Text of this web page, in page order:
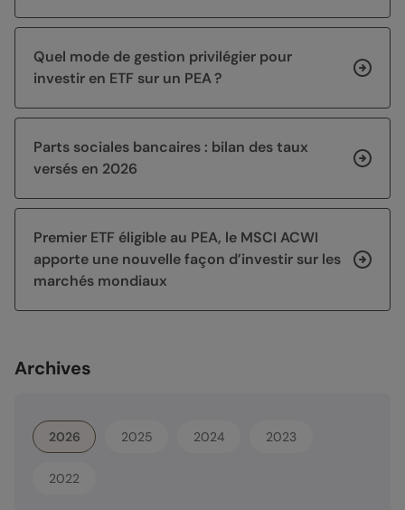
Quel mode de gestion privilégier pour
investir en ETF sur un PEA ?
Parts sociales bancaires : bilan des taux
versés en 2026
Premier ETF éligible au PEA, le MSCI ACWI
apporte une nouvelle façon d’investir sur les
marchés mondiaux
Archives
2026 2025 2024 2023
2022